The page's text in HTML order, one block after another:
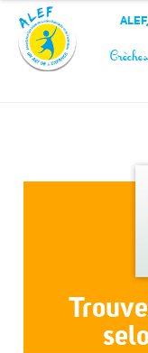
Panneau de gestion des